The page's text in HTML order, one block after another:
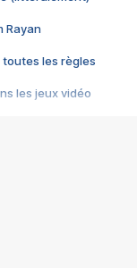
Rayan
toutes les règles
les jeux vidéo